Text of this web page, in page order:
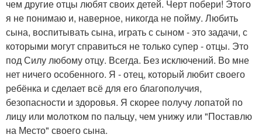
чем другие отцы любят своих детей. Черт побери! Этого
я не понимаю и, наверное, никогда не пойму. Любить
сына, воспитывать сына, играть с сыном - это задачи, с
которыми могут справиться не только супер - отцы. Это
под Силу любому отцу. Всегда. Без исключений. Во мне
нет ничего особенного. Я - отец, который любит своего
ребёнка и сделает всё для его благополучия,
безопасности и здоровья. Я скорее получу лопатой по
лицу или молотком по пальцу, чем унижу или "Поставлю
на Место" своего сына.